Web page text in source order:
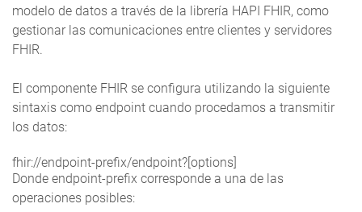
modelo de datos a través de la librería HAPI FHIR, como
gestionar las comunicaciones entre clientes y servidores
FHIR.
El componente FHIR se configura utilizando la siguiente
sintaxis como endpoint cuando procedamos a transmitir
los datos:
fhir://endpoint-prefix/endpoint?[options]
Donde endpoint-prefix corresponde a una de las
operaciones posibles: